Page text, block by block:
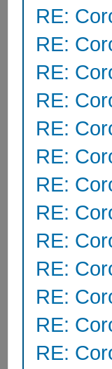
RE:
RE:
RE:
RE:
RE:
RE:
RE:
RE:
RE:
RE:
RE:
RE:
RE: